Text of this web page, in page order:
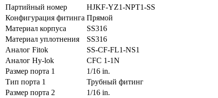
Партийный номер
HJKF-YZ1-NPT1-SS
Конфигурация фитинга Прямой
Материал корпуса
SS316
Материал уплотнения
SS316
Аналог Fitok
SS-CF-FL1-NS1
Аналог Hy-lok
CFC 1-1N
Размер порта 1
1/16 in.
Тип порта 1
Трубный фитинг
Размер порта 2
1/16 in.